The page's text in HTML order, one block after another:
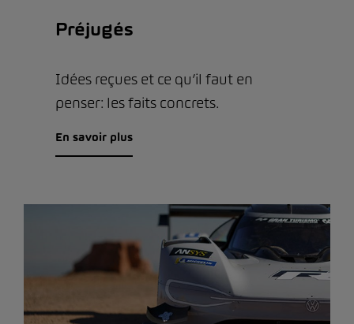
Préjugés
Idées reçues et ce qu’il faut en
penser: les faits concrets.
En savoir plus